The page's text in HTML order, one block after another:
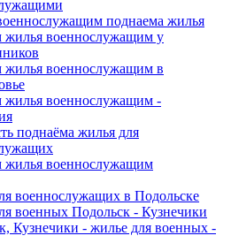
поднаема жилья
жилья военнослужащим у
жилья военнослужащим в
жилья военнослужащим -
поднаёма жилья для
жилья военнослужащим
военнослужащих в Подольске
военных Подольск - Кузнечики
Кузнечики - жилье для военных -